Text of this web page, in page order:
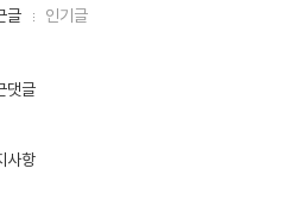
글 인기글
댓글
사항